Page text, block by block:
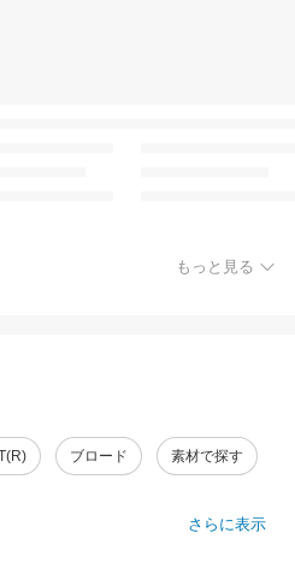
もっと見る
ブロード 素材で探す
さらに表示